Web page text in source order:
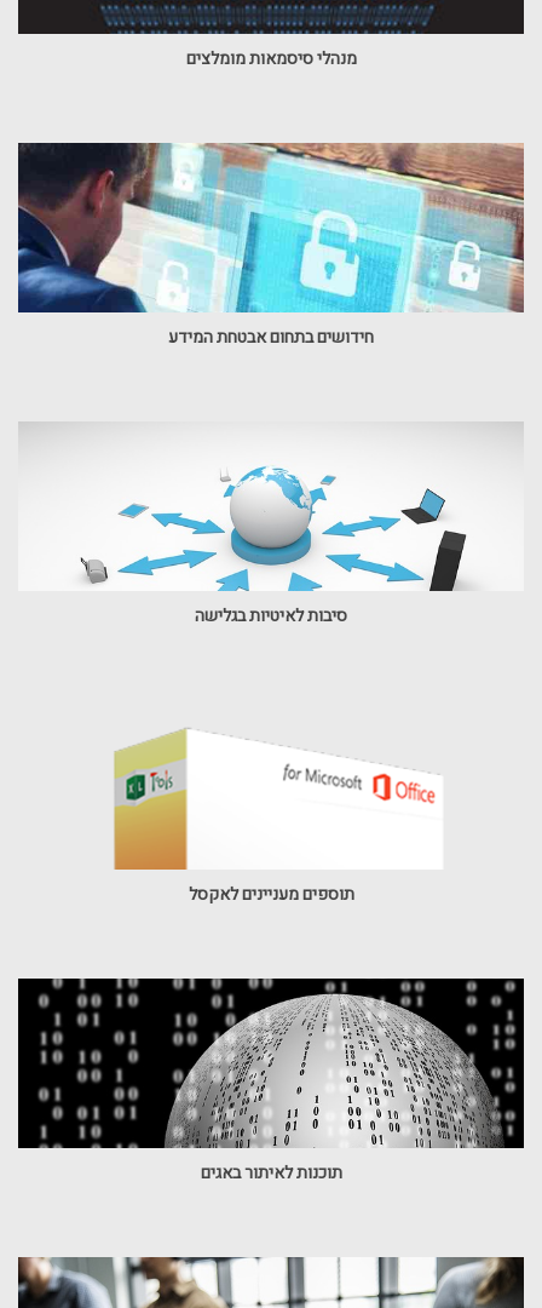
מנהלי סיסמאות מומלצים
חידושים בתחום אבטחת המידע
סיבות לאיטיות בגלישה
תוספים מעניינים לאקסל
תוכנות לאיתור באגים